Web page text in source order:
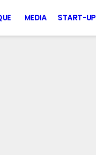
MEDIA START-UP